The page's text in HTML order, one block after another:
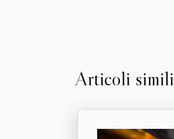
Articoli simili